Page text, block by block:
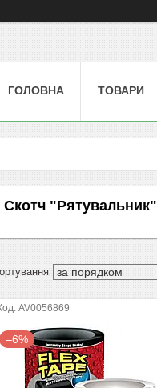
ГОЛОВНА ТОВАРИ
Скотч "Рятувальник"
AV0056869
–6%